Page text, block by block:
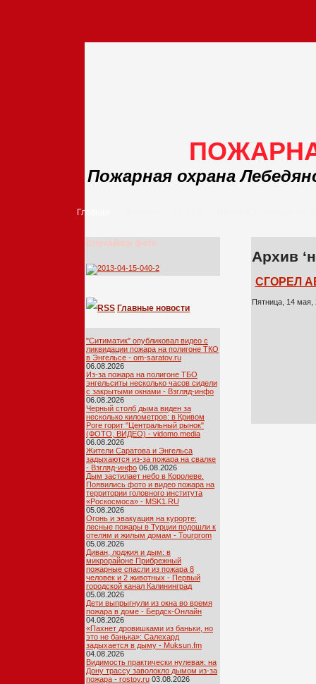
Пожарная охрана
Главная
Случайное фото
Главные новости
"Ситиматик" опубликовал видео с
ликвидации пожара на полигоне ТКО
в Энгельсе - om-saratov.ru
06.08.2026
Из-за пожара на полигоне ТБО
энгельситы несколько часов сидели
с закрытыми окнами - Взгляд-инфо
06.08.2026
Черный столб дыма виден за
несколько километров: в Кривом
Роге горит "Центральный рынок"
(ФОТО, ВИДЕО) - vidomo.media
06.08.2026
Жители Саратова и Энгельса
задыхаются из-за пожара на свалке
- Взгляд-инфо 06.08.2026
Дым застилает небо в Королеве.
Появились фото и видео пожара на
территории головного института
«Роскосмоса» - MSK1.RU
05.08.2026
Огонь и эвакуация на курорте:
лесные пожары в Турции подошли к
отелям и жилым домам - Tourprom
05.08.2026
Диван, лоджия и дым: в
микрорайоне Прибрежный
пожарные спасли из пожара 8
человек и 2 животных - Первый
городской канал Калининград
05.08.2026
Дети выпрыгнули из окна во время
пожара в доме - Бердск-Онлайн
04.08.2026
«Пахнет дровишками из баньки, но
это не банька»: Салехард
задыхается в дыму - Muksun.fm
04.08.2026
Видимость практически нулевая: на
Дону трассу заволокло дымом из-за
пожара - rostov.ru 03.08.2026
Архив
СГОРЕЛ
Пятница, 14 мая,